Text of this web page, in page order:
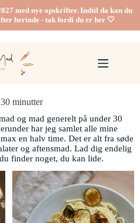
med nye opskrifter. Indtil da kan du
herinde - tak fordi du er her 🤍
minutter
og mad generelt på under 30
har jeg samlet alle mine
en halv time. Det er alt fra søde
og aftensmad. Lad dig endelig
finder noget, du kan lide.